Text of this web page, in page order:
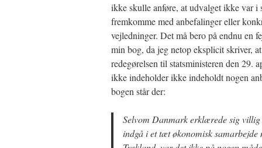
ikke skulle anføre, at udvalget ikke var i
fremkomme med anbefalinger eller
vejledninger. Det må bero på endnu en
min bog, da jeg netop eksplicit skriver, at
redegørelsen til statsministeren den 29.
ikke indeholder ikke indeholdt nogen
bogen står der:
Selvom Danmark erklærede sig
indgå i et tæt økonomisk samarbejde